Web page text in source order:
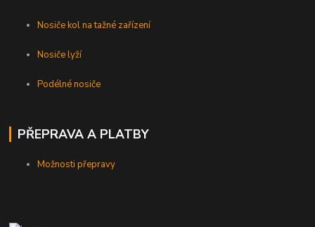
Nosiče kol na tažné zařízení
Nosiče lyží
Podélné nosiče
PŘEPRAVA A PLATBY
Možnosti přepravy